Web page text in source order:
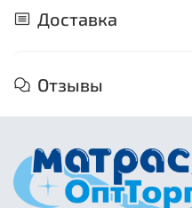
Доставка
Отзывы